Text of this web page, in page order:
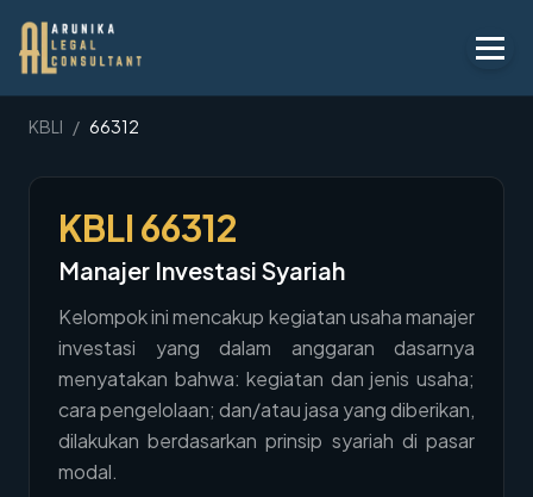
Layanan
Peraturan
KBLI
Tentang
Penawaran
Blog
KBLI / 66312
KBLI 66312
Manajer Investasi Syariah
Kelompok ini mencakup kegiatan usaha manajer
investasi yang dalam anggaran dasarnya
menyatakan bahwa: kegiatan dan jenis usaha;
cara pengelolaan; dan/atau jasa yang diberikan,
dilakukan berdasarkan prinsip syariah di pasar
modal.